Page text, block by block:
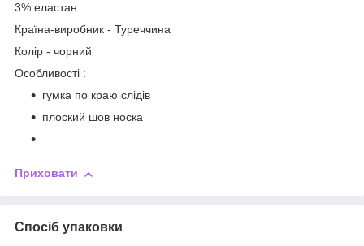
3% еластан
Країна-виробник - Туреччина
Колір - чорний
Особливості :
гумка по краю слідів
плоский шов носка
Приховати
Спосіб упаковки